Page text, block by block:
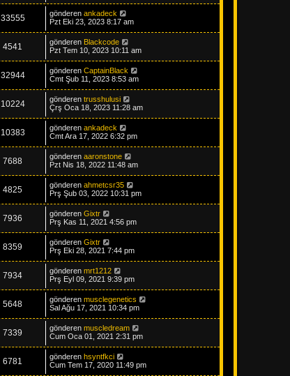
33555 gönderen ankadeck
Pzt Eki 23, 2023 8:17 am
4541 gönderen Blackcode
Pzt Tem 10, 2023 10:11 am
32944 gönderen CaptainBlack
Cmt Şub 11, 2023 8:53 am
10224 gönderen trusshulusi
Çrş Oca 18, 2023 11:28 am
10383 gönderen ankadeck
Cmt Ara 17, 2022 6:32 pm
7688 gönderen aaronstone
Pzt Nis 18, 2022 11:48 am
4825 gönderen ahmetcsr35
Prş Şub 03, 2022 10:31 pm
7936 gönderen Gixtr
Prş Kas 11, 2021 4:56 pm
8359 gönderen Gixtr
Prş Eki 28, 2021 7:44 pm
7934 gönderen mrt1212
Prş Eyl 09, 2021 9:39 pm
5648 gönderen musclegenetics
Sal Ağu 17, 2021 10:34 pm
7339 gönderen muscledream
Cum Oca 01, 2021 2:31 pm
6781 gönderen hsyntfkci
Cum Tem 17, 2020 11:49 pm